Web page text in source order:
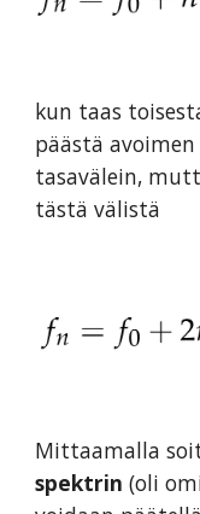
kun taas
päästä
tasavälein,
tästä välistä
Mittaamalla
spektrin (oli